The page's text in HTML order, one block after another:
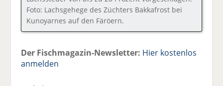
Foto: Lachsgehege des Züchters Bakkafrost bei
Kunoyarnes auf den Färöern.
Der Fischmagazin-Newsletter: Hier kostenlos
anmelden